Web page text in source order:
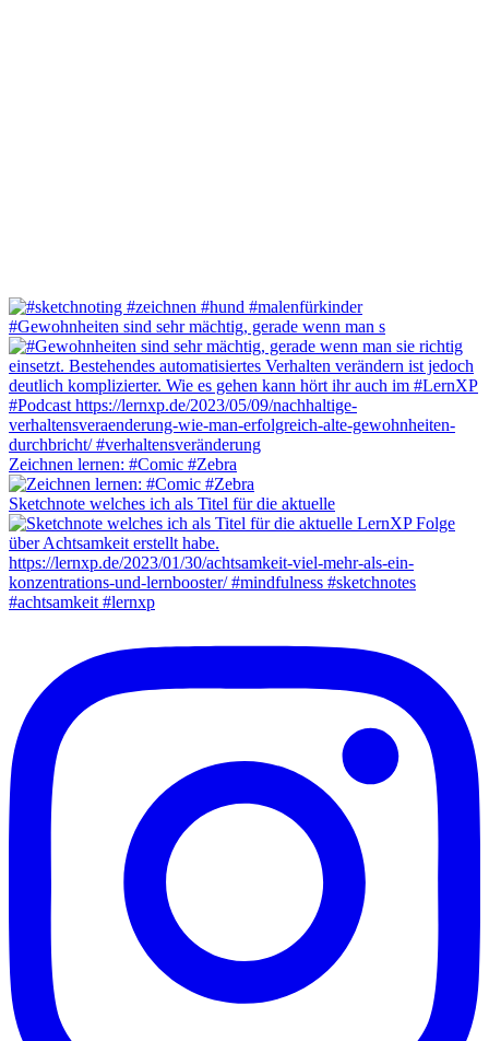
#Gewohnheiten sind sehr mächtig, gerade wenn man s
Zeichnen lernen: #Comic #Zebra
Sketchnote welches ich als Titel für die aktuelle